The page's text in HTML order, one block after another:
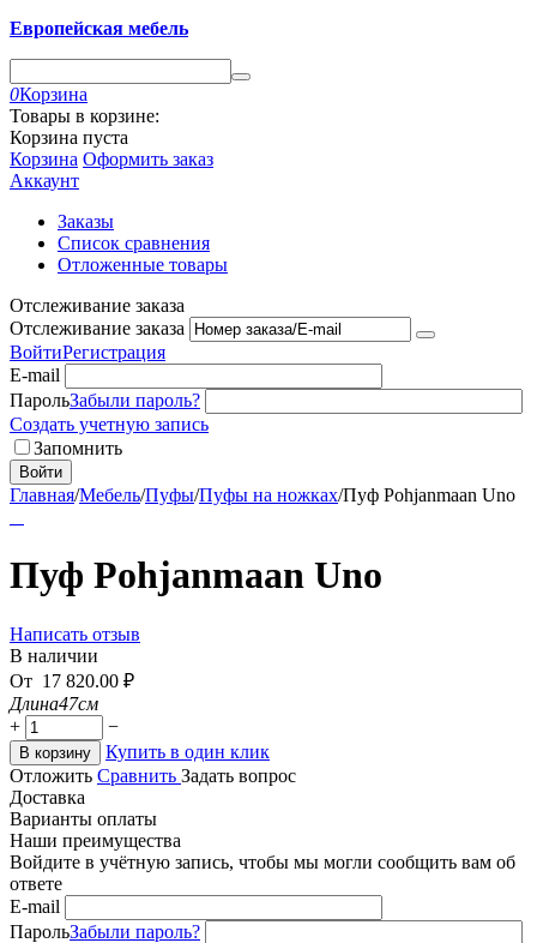
Европейская мебель
0Корзина
Товары в корзине:
Корзина пуста
Корзина Оформить заказ
Аккаунт
Заказы
Список сравнения
Отложенные товары
Отслеживание заказа
Отслеживание заказа
ВойтиРегистрация
E-mail
ПарольЗабыли пароль?
Создать учетную запись
Запомнить
Войти
Главная/Мебель/Пуфы/Пуфы на ножках/Пуф Pohjanmaan Uno
Пуф Pohjanmaan Uno
Написать отзыв
В наличии
От 17 820.00 ₽
Длина47см
+
−
В корзину
Купить в один клик
Отложить Сравнить Задать вопрос
Доставка
Варианты оплаты
Наши преимущества
Войдите в учётную запись, чтобы мы могли сообщить вам об
ответе
E-mail
ПарольЗабыли пароль?